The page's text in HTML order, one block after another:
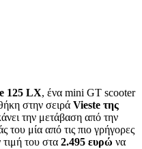
125 LX, ένα mini GT scooter
στην σειρά Vieste της
την μετάβαση από την
του μία από τις πιο γρήγορες
τιμή του στα 2.495 ευρώ να